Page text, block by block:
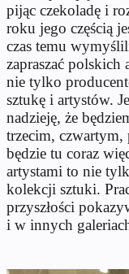
pijąc czekoladę i
roku jego częścią
czas temu
zapraszać polskich
nie tylko
sztukę i artystów.
nadzieję, że
trzecim,
będzie tu coraz
artystami to nie
kolekcji sztuki.
przyszłości
i w innych